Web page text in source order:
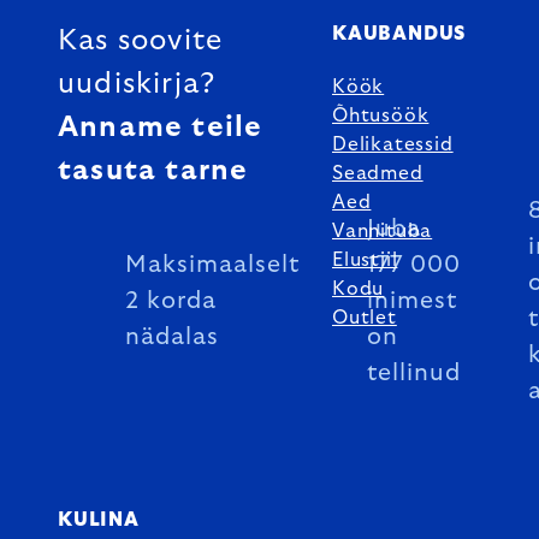
Kas soovite
uudiskirja?
Anname teile
tasuta tarne
Maksimaalselt
2 korda
nädalas
Juba
177 000
inimest
on
tellinud
KAUBANDUS
Köök
Õhtusöök
Delikatessid
Seadmed
Aed
Vannituba
Elustiil
Kodu
Outlet
KULINA